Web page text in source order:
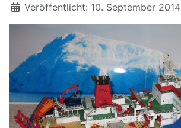
Details
Veröffentlicht: 10. September 2014